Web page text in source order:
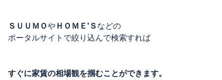
ＳＵＵＭＯや ＨＯＭＥ'Ｓ などの
ポータルサイトで絞り込んで検索すれば
すぐに家賃の相場観を掴むことができます。